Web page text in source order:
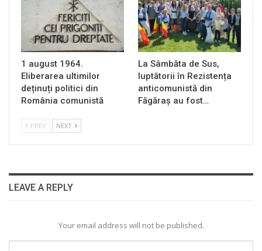
1 august 1964.
Eliberarea ultimilor
deținuți politici din
România comunistă
La Sâmbăta de Sus,
luptătorii în Rezistența
anticomunistă din
Făgăraș au fost…
PREV NEXT
LEAVE A REPLY
Your email address will not be published.